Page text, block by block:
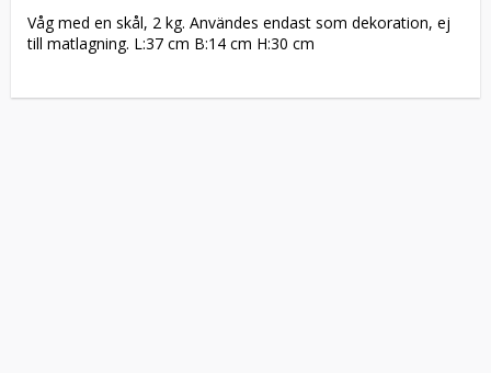
Våg med en skål, 2 kg. Användes endast som dekoration, ej
till matlagning. L:37 cm B:14 cm H:30 cm